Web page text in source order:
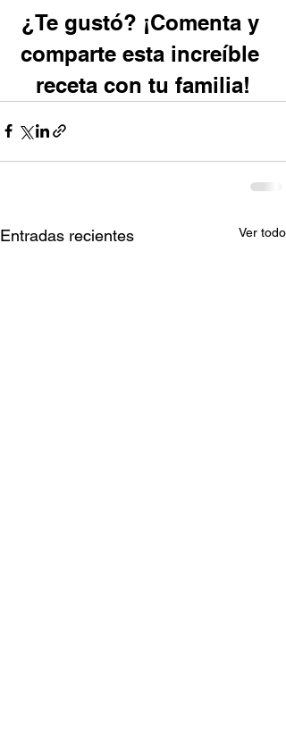
¿Te gustó? ¡Comenta y
comparte esta increíble
receta con tu familia!
Entradas recientes Ver todo